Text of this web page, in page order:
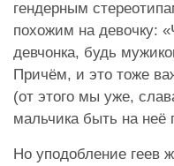
гендерным
похожим на девочку:
девчонка, будь
Причём, и это тоже
(от этого мы уже,
мальчика быть на неё
Но уподобление